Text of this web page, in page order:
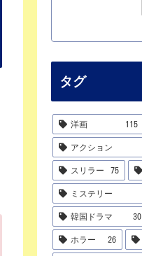
タグ
洋画 115
アクション
スリラー 75
ミステリー
韓国ドラマ 30
ホラー 26